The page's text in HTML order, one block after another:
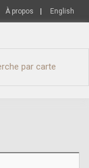
À propos English
par carte